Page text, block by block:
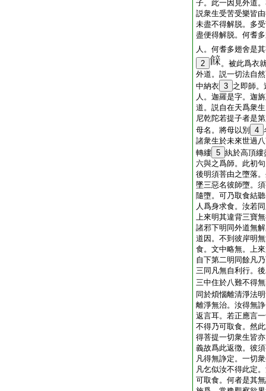
子。此一因見外道
説衆生受苦受樂皆
未盡不得解脱。多
盡便得解脱。何耆
人。何耆多翅舍是
2
。被此爲衣
外道。説一切法自
中納衣 3 之即師
人。迦羅是字。迦
道。説自在天爲衆
尼乾陀若提子者是
母名。將母以別
4
諸衆生於未來世過
轉縷 5 紈於高頂縷
六與之爲師。此初
後明須菩由之墮落
墜三惡名彼師墮。
隨墮。可乃取食結
人爲身求食。汝若
上來明其違背三寶
諸邪下明同外道無
道因。不到彼岸明
食。文中略無。上
自下第二明同餘凡
三同凡無自利行。
三中住於八難不得
同於煩惱離清淨法
離淨無治。汝得無
返言耳。若正應言
不得乃可取食。然
得菩提一切衆生皆
義故爲此返徴。彼
凡得無諍定。一切
凡乞似汝不得此定
可取食。何者是其